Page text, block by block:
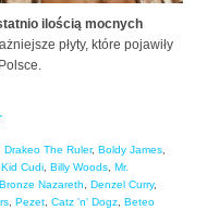
ilością mocnych
płyty, które pojawiły
Drakeo The Ruler, Boldy James
Kid Cudi Billy Woods Mr.
Bronze Nazareth Denzel Curry,
Pezet Catz 'n' Dogz Beteo